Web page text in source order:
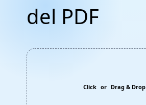
del PDF
Click or Drag & Drop